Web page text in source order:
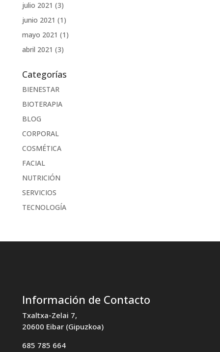
julio 2021 (3)
junio 2021 (1)
mayo 2021 (1)
abril 2021 (3)
Categorías
BIENESTAR
BIOTERAPIA
BLOG
CORPORAL
COSMÉTICA
FACIAL
NUTRICIÓN
SERVICIOS
TECNOLOGÍA
Información de Contacto
Txaltxa-Zelai 7,
20600 Eibar (Gipuzkoa)
685 785 664